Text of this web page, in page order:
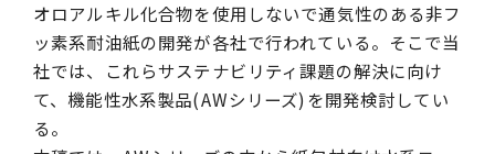
オロアルキル化合物を使用しないで通気性のある非フ
ッ素系耐油紙の開発が各社で行われている。そこで当
社では、これらサステナビリティ課題の解決に向け
て、機能性水系製品(AWシリーズ)を開発検討してい
る。